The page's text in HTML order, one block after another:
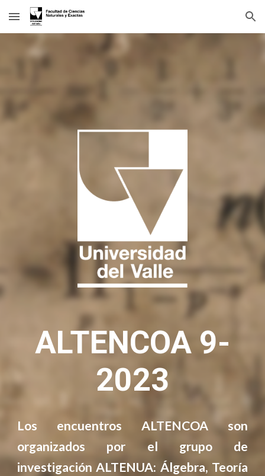
Skip to main content Skip to navigation
ALTENCOA 9-
2023
Los encuentros ALTENCOA son
organizados por el grupo de
investigación ALTENUA: Álgebra, Teoría